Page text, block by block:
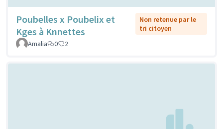
Poubelles x Poubelix et
Kges à Knnettes
Non retenue par le
tri citoyen
Amalia
0 2